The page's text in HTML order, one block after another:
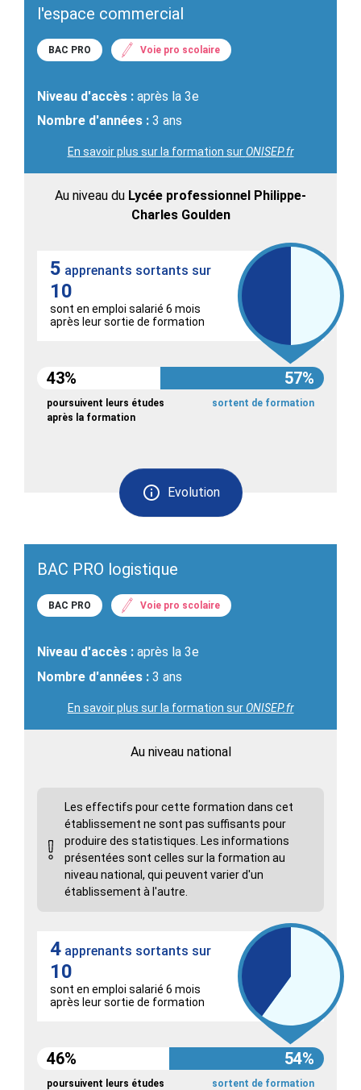
l'espace commercial
BAC PRO Voie pro scolaire
Niveau d'accès : après la 3e
Nombre d'années : 3 ans
En savoir plus sur la formation surONISEP.fr
Au niveau du Lycée professionnel Philippe-
Charles Goulden
Evolution
5 apprenants sortants sur
10
sont en emploi salarié 6 mois
après leur sortie de formation
43% 57%
poursuivent leurs études
après la formation
sortent de formation
BAC PRO logistique
BAC PRO Voie pro scolaire
Niveau d'accès : après la 3e
Nombre d'années : 3 ans
En savoir plus sur la formation surONISEP.fr
Au niveau national
Les effectifs pour cette formation dans cet
établissement ne sont pas suffisants pour
produire des statistiques. Les informations
présentées sont celles sur la formation au
niveau national, qui peuvent varier d'un
établissement à l'autre.
4 apprenants sortants sur
10
sont en emploi salarié 6 mois
après leur sortie de formation
46% 54%
poursuivent leurs études sortent de formation